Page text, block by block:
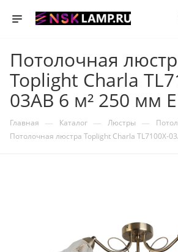
Потолочная
Toplight Charla
03AB 6 м² 250 мм
Главная — Каталог — Люстры —
Потолочная люстра Toplight Charla TL7100X-